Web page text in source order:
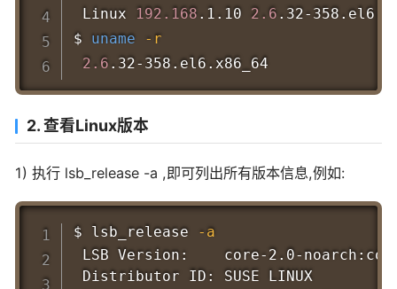
Linux 192.168 .1.10 2.6 .32-
$ uname
-r
2.6
2. 查看Linux版本
1) 执行 lsb_release -a ,即可列出所有版本信息,例如:
$ lsb_release -a
LSB Version:    core-2.0-
Distributor ID: SUSE LINUX